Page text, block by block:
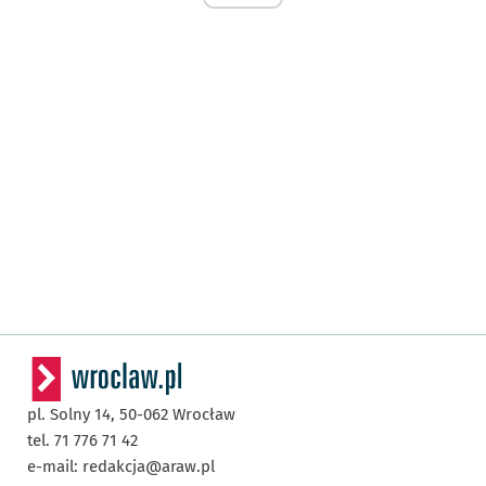
pl. Solny 14, 50-062 Wrocław
tel. 71 776 71 42
e-mail: redakcja@araw.pl